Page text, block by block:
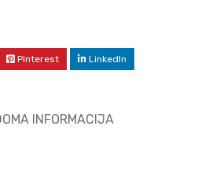
Pinterest LinkedIn
INFORMACIJA